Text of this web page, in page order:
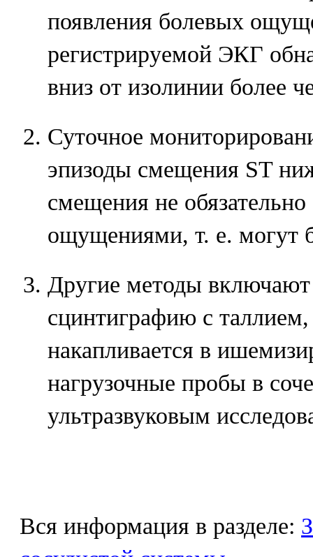
появления болевых
регистрируемой ЭКГ
вниз от изолинии более
Суточное
эпизоды смещения ST
смещения не
ощущениями, т. е. могут
Другие методы
сцинтиграфию с
накапливается в
нагрузочные пробы в
ультразвуковым
Вся информация в разделе: